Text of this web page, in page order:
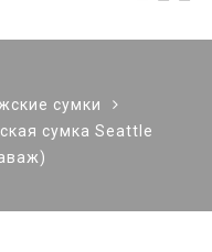
сумки
сумка Seattle